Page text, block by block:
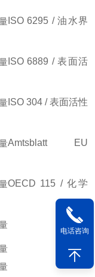
ISO 6295 / 油水界
ISO 6889 / 表面活
ISO 304 / 表面活性
Amtsblatt EU
OECD 115 / 化学
电话咨询